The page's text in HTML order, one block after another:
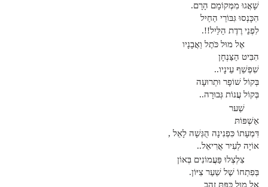
שָׁאֲגוּ מִמְּקוֹמָם הָרָם.
הִכָּנְסוּ גִּבּוֹרֵי הַחַיִל
לִפְנֵי רֶדֶת הַלַּיִל!!.
אֶל מוּל כֹּתֶל וַאֲבָנָיו
הִבִּיט הַצַּנְחָן
שִׁפְשֵׁף עֵינָיו..
בְּקוֹל שׁוֹפָר וּתְרוּעָה
בְּקוֹל עֲנוֹת גְּבוּרָה..
שַׁער
אַשְׁפּוֹתּ
דִּמְעָתוֹ כִּפְנִינָה הֻגְּשָׁה לָאֵל ,
אוֹיָה לְעִיר אֲרִיאֵל..
צִלְצְלוּ פַּעֲמוֹנִים בְּאוֹן
בְּפִתְחוֹ שֶׁל שַׁעַר צִיּוֹן.
אֶל מוּל כִּפַּתָּ זָהָב